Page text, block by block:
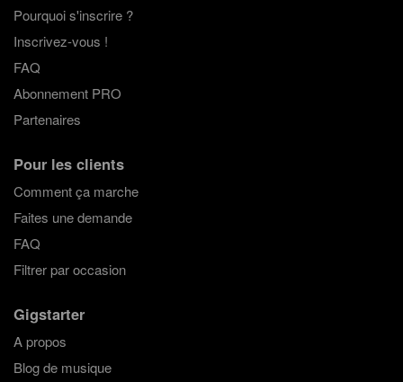
Pourquoi s'inscrire ?
Inscrivez-vous !
FAQ
Abonnement PRO
Partenaires
Pour les clients
Comment ça marche
Faites une demande
FAQ
Filtrer par occasion
Gigstarter
A propos
Blog de musique